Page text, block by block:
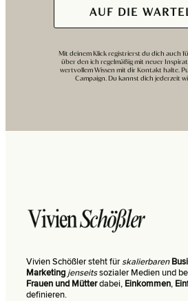
AUF DIE
Mit deinem Klick registrierst du dich auch
über den ich regelmäßig mit neuer
wertvollem Wissen mit dir Kontakt halte.
Campaign. Du kannst dich jederzeit
Vivien Schößler steht fürskalierbaren
Marketing jenseitssozialer Medien und
Frauen und Mütterdabei, Einkommen,
definieren.